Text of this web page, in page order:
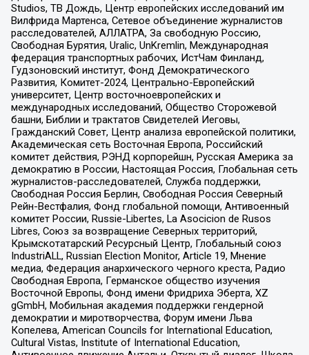
Studios, ТВ Дождь, Центр европейских исследований им
Вилфрида Мартенса, Сетевое объединение журналистов
расследователей, АЛЛАТРА, За свободную Россию,
Свободная Бурятия, Uralic, UnKremlin, Международная
федерация транспортных рабочих, ИстЧам Финланд,
Гудзоновский институт, Фонд Демократического
Развития, Комитет-2024, Центрально-Европейский
университет, Центр восточноевропейских и
международных исследований, Общество Сторожевой
башни, Библии и трактатов Свидетелей Иеговы,
Гражданский Совет, Центр анализа европейской политики,
Академическая сеть Восточная Европа, Российский
комитет действия, РЭНД корпорейшн, Русская Америка за
демократию в России, Настоящая Россия, Глобальная сеть
журналистов-расследователей, Служба поддержки,
Свободная Россия Берлин, Свободная Россия Северный
Рейн-Вестфалия, Фонд глобальной помощи, Антивоенный
комитет России, Russie-Libertes, La Asocicion de Rusos
Libres, Союз за возвращение Северных территорий,
Крымскотатарский Ресурсный Центр, Глобальный союз
IndustriALL, Russian Election Monitor, Article 19, Мнение
медиа, Федерация анархического черного креста, Радио
Свободная Европа, Германское общество изучения
Восточной Европы, Фонд имени Фридриха Эберта, XZ
gGmbH, Мобильная академия поддержки гендерной
демократии и миротворчества, Форум имени Льва
Копелева, American Councils for International Education,
Cultural Vistas, Institute of International Education,